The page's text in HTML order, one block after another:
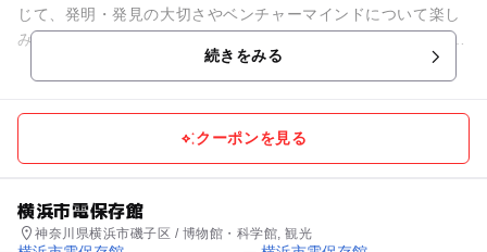
じて、発明・発見の大切さやベンチャーマインドについて楽し
みながら学べる体験型食育ミュージアムです。 自分だけのオリ
続きをみる
クーポンを見る
横浜市電保存館
神奈川県横浜市磯子区 / 博物館・科学館, 観光